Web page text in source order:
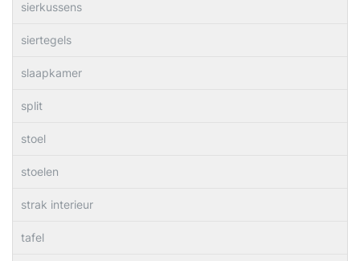
sierkussens
siertegels
slaapkamer
split
stoel
stoelen
strak interieur
tafel